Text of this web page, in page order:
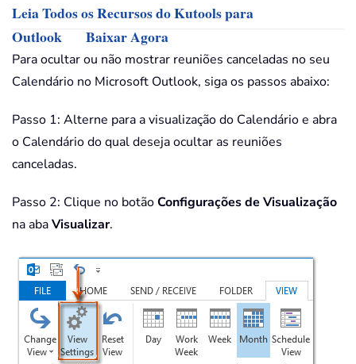
Leia Todos os Recursos do Kutools para
Outlook
Baixar Agora
Para ocultar ou não mostrar reuniões canceladas no seu
Calendário no Microsoft Outlook, siga os passos abaixo:
Passo 1: Alterne para a visualização do Calendário e abra
o Calendário do qual deseja ocultar as reuniões
canceladas.
Passo 2: Clique no botãoConfigurações de Visualização
na abaVisualizar.